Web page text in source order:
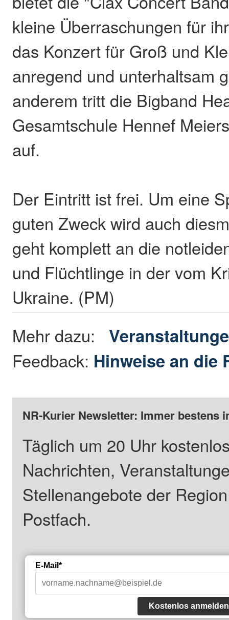
kleine Überraschungen für
das Konzert für Groß und
anregend und unterhaltsam
anderem tritt die Bigband
Gesamtschule Hennef
auf.
Der Eintritt ist frei. Um eine
guten Zweck wird auch
geht komplett an die
und Flüchtlinge in der vom
Ukraine. (PM)
Mehr dazu:
Feedback: Hinweise an die
NR-Kurier Newsletter: Immer bestens
Täglich um 20 Uhr
Nachrichten,
Stellenangebote der
Postfach.
E-Mail*
Kostenlos anmelden